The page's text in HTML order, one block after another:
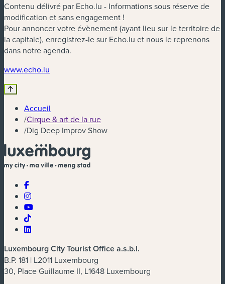
Contenu délivré par Echo.lu - Informations sous réserve de
modification et sans engagement !
Pour annoncer votre évènement (ayant lieu sur le territoire de
la capitale), enregistrez-le sur Echo.lu et nous le reprenons
dans notre agenda.
www.echo.lu
Accueil
/Cirque & art de la rue
/Dig Deep Improv Show
Luxembourg City Tourist Office a.s.b.l.
B.P. 181 | L2011 Luxembourg
30, Place Guillaume II, L1648 Luxembourg